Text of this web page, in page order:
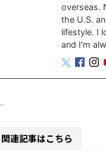
overseas.
the U.S.
lifestyle. I
and I’m
-
関連記事はこちら